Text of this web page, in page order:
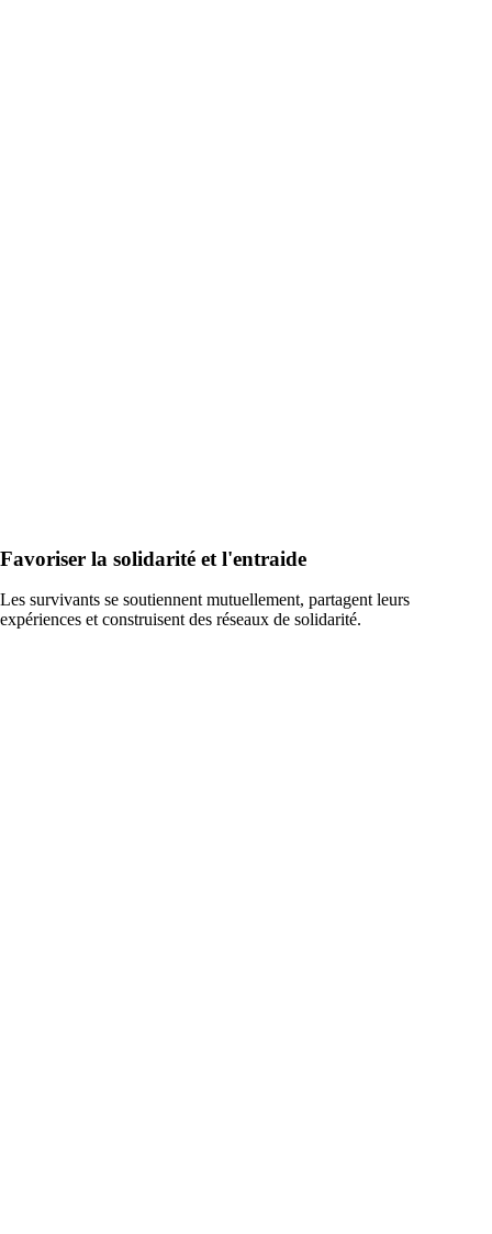
Favoriser la solidarité et l'entraide
Les survivants se soutiennent mutuellement, partagent leurs
expériences et construisent des réseaux de solidarité.